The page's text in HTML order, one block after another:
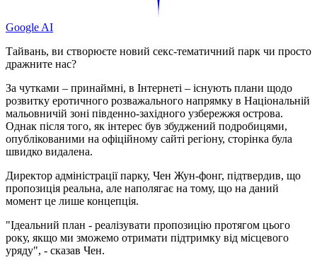
Google AI
Тайвань, ви створюєте новий секс-тематичний парк чи просто
дражните нас?
За чутками – принаймні, в Інтернеті – існують плани щодо
розвитку еротичного розважального напрямку в Національній
мальовничій зоні південно-західного узбережжя острова.
Однак після того, як інтерес був збуджений подробицями,
опублікованими на офіційному сайті регіону, сторінка була
швидко видалена.
Директор адміністрації парку, Чен Жун-фонг, підтвердив, що
пропозиція реальна, але наполягає на тому, що на даний
момент це лише концепція.
"Ідеальний план - реалізувати пропозицію протягом цього
року, якщо ми зможемо отримати підтримку від місцевого
уряду", - сказав Чен.